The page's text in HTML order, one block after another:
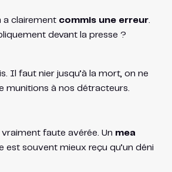
a clairement commis une erreur.
devant la presse ?
Il faut nier jusqu’à la mort, on ne
munitions à nos détracteurs.
vraiment faute avérée. Un mea
est souvent mieux reçu qu’un déni